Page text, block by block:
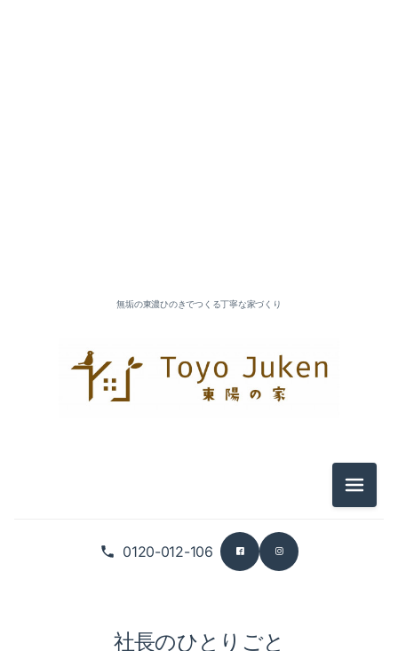
0120-012-106
無垢の東濃ひのきでつくる丁寧な家づくり
メニュ
社長のひとりごと